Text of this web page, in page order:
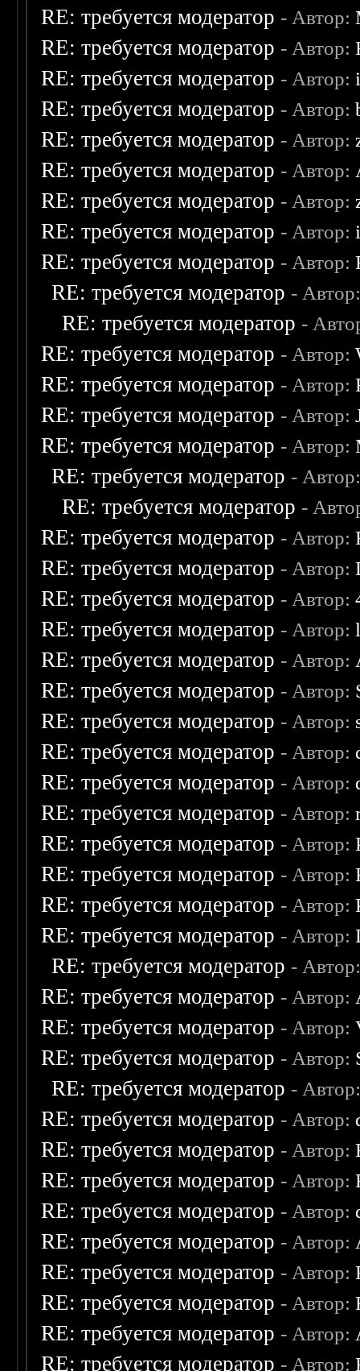
RE: требуется модератор - Автор:
RE: требуется модератор - Автор:
RE: требуется модератор - Автор:
RE: требуется модератор - Автор:
RE: требуется модератор - Автор:
RE: требуется модератор - Автор:
RE: требуется модератор - Автор:
RE: требуется модератор - Автор:
RE: требуется модератор - Автор:
RE: требуется модератор -
RE: требуется модератор -
RE: требуется модератор - Автор:
RE: требуется модератор - Автор:
RE: требуется модератор - Автор:
RE: требуется модератор - Автор:
RE: требуется модератор -
RE: требуется модератор -
RE: требуется модератор - Автор:
RE: требуется модератор - Автор:
RE: требуется модератор - Автор:
RE: требуется модератор - Автор:
RE: требуется модератор - Автор:
RE: требуется модератор - Автор:
RE: требуется модератор - Автор:
RE: требуется модератор - Автор:
RE: требуется модератор - Автор:
RE: требуется модератор - Автор:
RE: требуется модератор - Автор:
RE: требуется модератор - Автор:
RE: требуется модератор - Автор:
RE: требуется модератор - Автор:
RE: требуется модератор -
RE: требуется модератор - Автор:
RE: требуется модератор - Автор:
RE: требуется модератор - Автор:
RE: требуется модератор -
RE: требуется модератор - Автор:
RE: требуется модератор - Автор:
RE: требуется модератор - Автор:
RE: требуется модератор - Автор:
RE: требуется модератор - Автор:
RE: требуется модератор - Автор:
RE: требуется модератор - Автор:
RE: требуется модератор - Автор:
RE: требуется модератор - Автор: